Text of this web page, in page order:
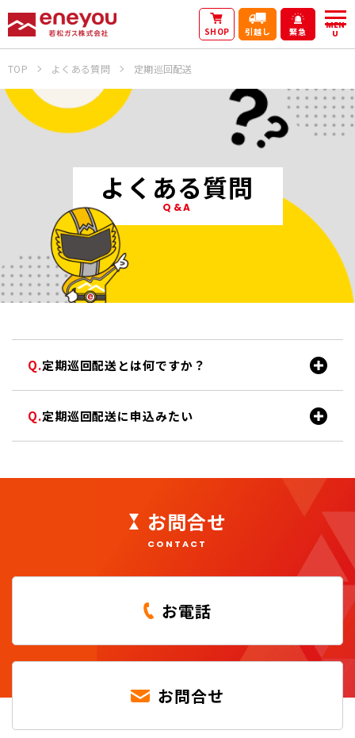
SHOP 引越し 緊急
MEN
U
TOP よくある質問 定期巡回配送
よくある質問
Q&A
定期巡回配送とは何ですか？
定期巡回配送に申込みたい
お問合せ
CONTACT
お電話
お問合せ